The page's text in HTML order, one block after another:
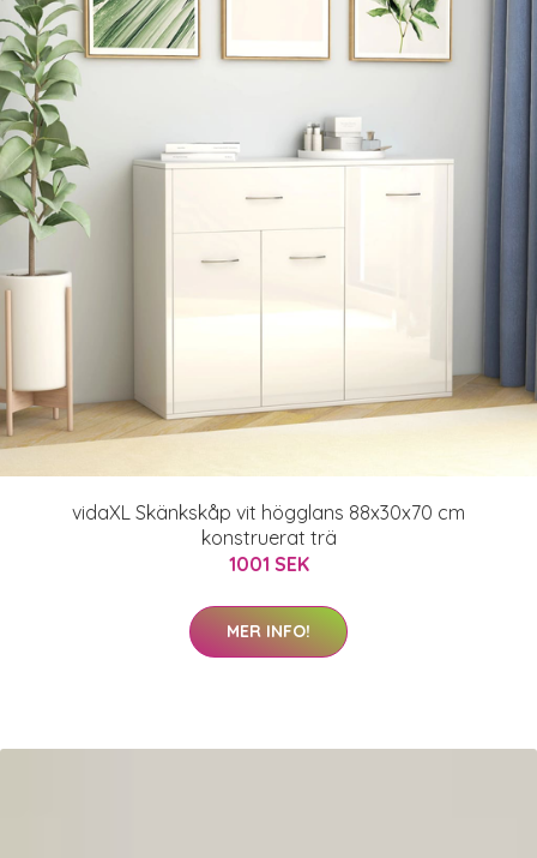
vidaXL Skänkskåp vit högglans 88x30x70 cm
konstruerat trä
1001 SEK
MER INFO!